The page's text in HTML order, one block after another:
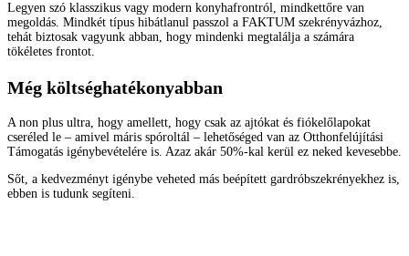
Legyen szó klasszikus vagy modern konyhafrontról, mindkettőre van
megoldás. Mindkét típus hibátlanul passzol a FAKTUM szekrényvázhoz,
tehát biztosak vagyunk abban, hogy mindenki megtalálja a számára
tökéletes frontot.
Még költséghatékonyabban
A non plus ultra, hogy amellett, hogy csak az ajtókat és fiókelőlapokat
cseréled le – amivel máris spóroltál – lehetőséged van az Otthonfelújítási
Támogatás igénybevételére is. Azaz akár 50%-kal kerül ez neked kevesebbe.
Sőt, a kedvezményt igénybe veheted más beépített gardróbszekrényekhez is,
ebben is tudunk segíteni.